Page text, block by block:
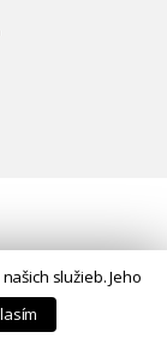
služieb. Jeho